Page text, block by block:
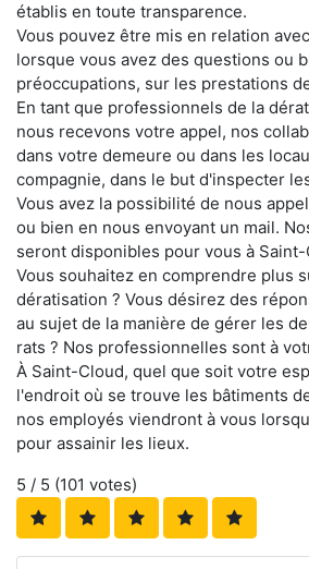
établis en toute transparence.
Vous pouvez être mis en relation
lorsque vous avez des questions ou
préoccupations, sur les prestations
En tant que professionnels de la
nous recevons votre appel, nos
dans votre demeure ou dans les
compagnie, dans le but d'inspecter
Vous avez la possibilité de nous
ou bien en nous envoyant un mail.
seront disponibles pour vous à Saint-
Vous souhaitez en comprendre plus
dératisation ? Vous désirez des
au sujet de la manière de gérer les
rats ? Nos professionnelles sont à
À Saint-Cloud, quel que soit votre
l'endroit où se trouve les bâtiments
nos employés viendront à vous
pour assainir les lieux.
5 / 5 (101 votes)